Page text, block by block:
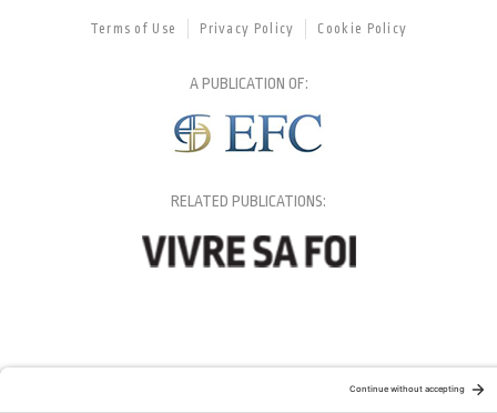
Terms of Use Privacy Policy Cookie Policy
A PUBLICATION OF:
RELATED PUBLICATIONS: